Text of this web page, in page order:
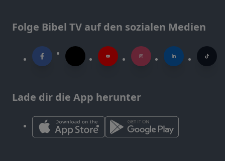
Folge Bibel TV auf den sozialen Medien
Lade dir die App herunter